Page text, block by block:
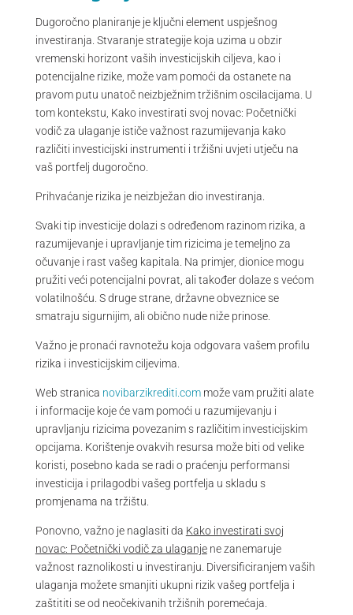
Dugoročno planiranje je ključni element uspješnog
investiranja. Stvaranje strategije koja uzima u obzir
vremenski horizont vaših investicijskih ciljeva, kao i
potencijalne rizike, može vam pomoći da ostanete na
pravom putu unatoč neizbježnim tržišnim oscilacijama. U
tom kontekstu, Kako investirati svoj novac: Početnički
vodič za ulaganje ističe važnost razumijevanja kako
različiti investicijski instrumenti i tržišni uvjeti utječu na
vaš portfelj dugoročno.
Prihvaćanje rizika je neizbježan dio investiranja.
Svaki tip investicije dolazi s određenom razinom rizika, a
razumijevanje i upravljanje tim rizicima je temeljno za
očuvanje i rast vašeg kapitala. Na primjer, dionice mogu
pružiti veći potencijalni povrat, ali također dolaze s većom
volatilnošću. S druge strane, državne obveznice se
smatraju sigurnijim, ali obično nude niže prinose.
Važno je pronaći ravnotežu koja odgovara vašem profilu
rizika i investicijskim ciljevima.
Web stranica novibarzikrediti.commože vam pružiti alate
i informacije koje će vam pomoći u razumijevanju i
upravljanju rizicima povezanim s različitim investicijskim
opcijama. Korištenje ovakvih resursa može biti od velike
koristi, posebno kada se radi o praćenju performansi
investicija i prilagodbi vašeg portfelja u skladu s
promjenama na tržištu.
Ponovno, važno je naglasiti da Kako investirati svoj
novac: Početnički vodič za ulaganjene zanemaruje
važnost raznolikosti u investiranju. Diversificiranjem vaših
ulaganja možete smanjiti ukupni rizik vašeg portfelja i
zaštititi se od neočekivanih tržišnih poremećaja.